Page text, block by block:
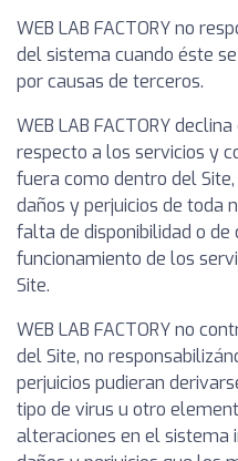
WEB LAB FACTORY no
del sistema cuando éste
por causas de terceros.
WEB LAB FACTORY
respecto a los servicios y
fuera como dentro del
daños y perjuicios de toda
falta de disponibilidad o de
funcionamiento de los
Site.
WEB LAB FACTORY no
del Site, no
perjuicios pudieran
tipo de virus u otro
alteraciones en el sistema